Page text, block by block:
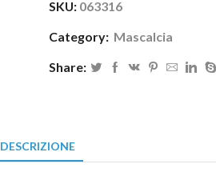
SKU: 063316
Category: Mascalcia
Share:
DESCRIZIONE